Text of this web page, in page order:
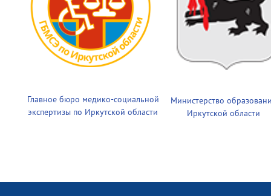
Главное бюро медико-социальной
экспертизы по Иркутской области
Министерство
Иркутской области